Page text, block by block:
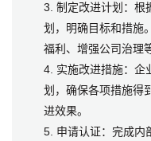
3. 制定改进计划：根
划，明确目标和措施
福利、增强公司治理
4. 实施改进措施：企
划，确保各项措施得
进效果。
5. 申请认证：完成内